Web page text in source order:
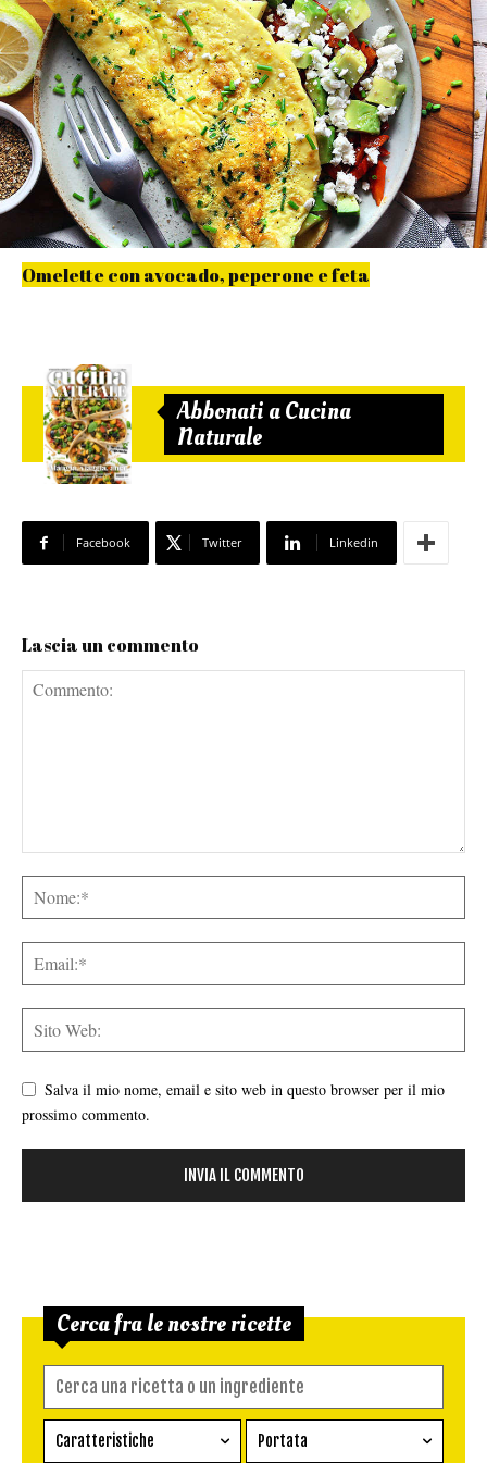
Omelette con avocado, peperone e feta
Abbonati a Cucina
Naturale
Facebook Twitter Linkedin
Lascia un commento
Salva il mio nome, email e sito web in questo browser per il mio
prossimo commento.
Cerca fra le nostre ricette
Caratteristiche Portata